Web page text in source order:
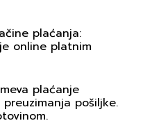
plaćanja:
online platnim
plaćanje
pošiljke.